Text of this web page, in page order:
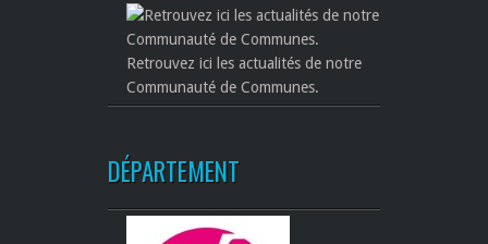
Retrouvez ici les actualités de notre
Communauté de Communes.
DÉPARTEMENT